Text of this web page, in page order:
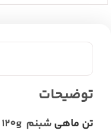
توضیحات
تن ماهیشبنم 120g ، تهیه‌شده از فیله‌های مرغوب ماهی و روغن گیاهی باکیفیت، طعمی خوشمزه و اصیل را به سفره شما می‌آورد.